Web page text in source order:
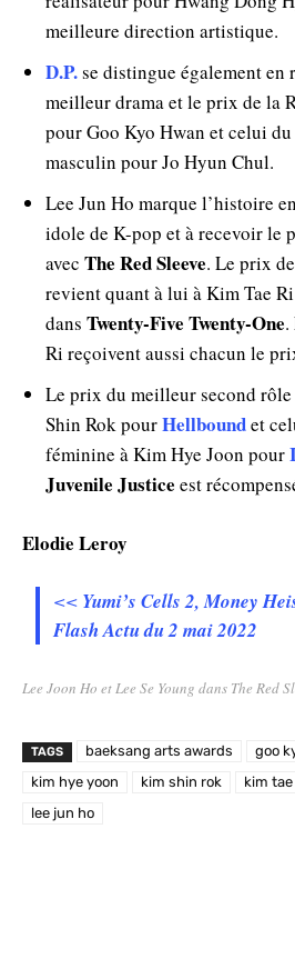
meilleure direction artistique.
D.P.se distingue également
meilleur drama et le prix de la
pour Goo Kyo Hwan et celui
masculin pour Jo Hyun Chul.
Lee Jun Ho marque l’histoire
idole de K-pop et à recevoir le
avec The Red Sleeve. Le prix
revient quant à lui à Kim Tae
dans Twenty-Five Twenty-One.
Ri reçoivent aussi chacun le
Le prix du meilleur second
Shin Rok pourHellboundet
féminine à Kim Hye Joon pour
Juvenile Justice est
Elodie Leroy
<< Yumi’s Cells 2, Money
Flash Actu du 2 mai 2022
Lee Joon Ho et Lee Se Young dans The Red
TAGS baeksang arts awards goo
kim hye yoon
kim shin rok kim
lee jun ho